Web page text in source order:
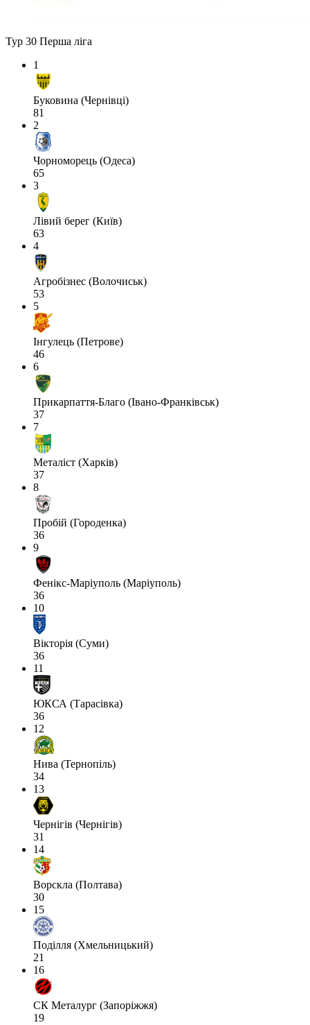
Тур 30 Перша ліга
1
Буковина (Чернівці)
81
2
Чорноморець (Одеса)
65
3
Лівий берег (Київ)
63
4
Агробізнес (Волочиськ)
53
5
Інгулець (Петрове)
46
6
Прикарпаття-Благо (Івано-Франківськ)
37
7
Металіст (Харків)
37
8
Пробій (Городенка)
36
9
Фенікс-Маріуполь (Маріуполь)
36
10
Вікторія (Суми)
36
11
ЮКСА (Тарасівка)
36
12
Нива (Тернопіль)
34
13
Чернігів (Чернігів)
31
14
Ворскла (Полтава)
30
15
Поділля (Хмельницький)
21
16
СК Металург (Запоріжжя)
19